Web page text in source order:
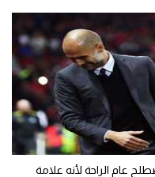
عام الراحة لأنه علامة